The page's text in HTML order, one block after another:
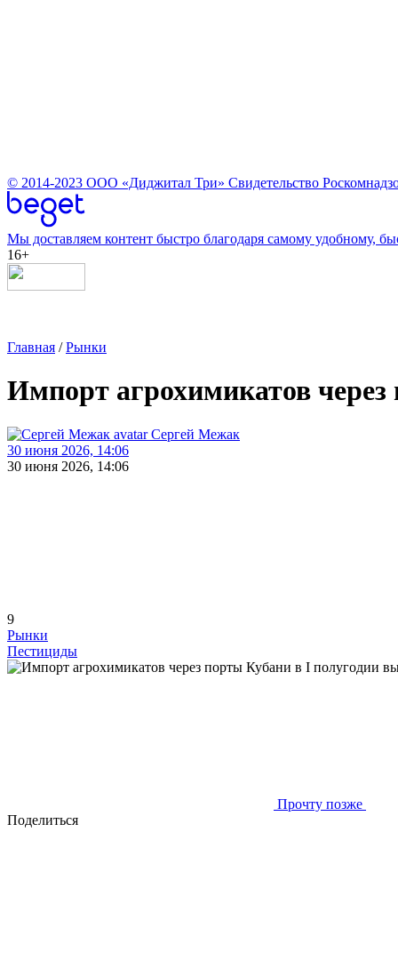
© 2014-2023 ООО «Диджитал Три» Свидетельство
Мы доставляем контент быстро благодаря самому удобному,
16+
Главная /Рынки
Импорт агрохимикатов
Сергей Межак
30 июня 2026, 14:06
30 июня 2026, 14:06
9
Рынки
Пестициды
Прочту позже
Поделиться